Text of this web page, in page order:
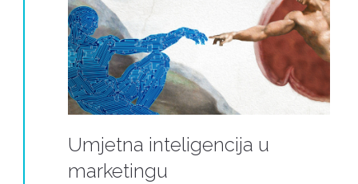
Umjetna inteligencija u
marketingu